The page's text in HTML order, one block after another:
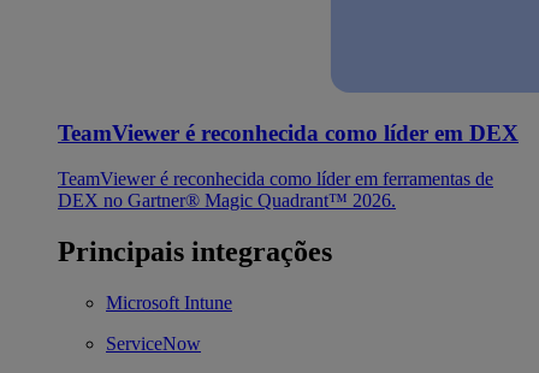
TeamViewer é reconhecida como líder em DEX
TeamViewer é reconhecida como líder em ferramentas de
DEX no Gartner® Magic Quadrant™ 2026.
Principais integrações
Microsoft Intune
ServiceNow